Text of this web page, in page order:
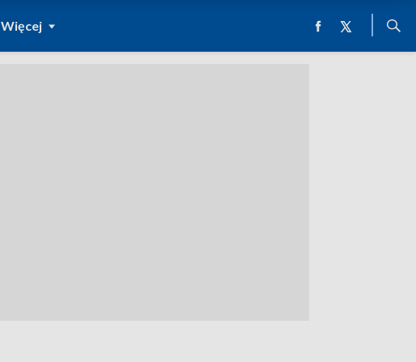
Więcej